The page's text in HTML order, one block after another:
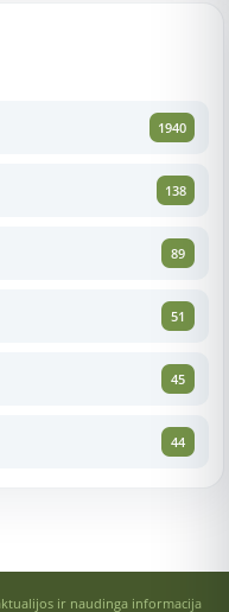
1940
138
89
51
45
44
ir naudinga informacija